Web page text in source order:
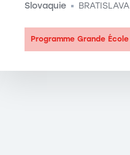
Slovaquie -BRATISLAVA
Programme Grande École